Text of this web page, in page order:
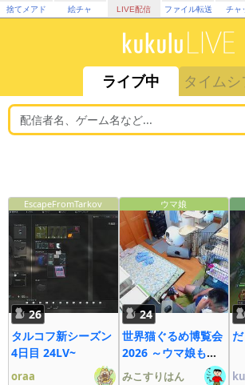
捨てメアド 絵チャ LIVE配信 ファイル転送 チャ
ライブ中 タイムシ
EscapeFromTarkov
26
タルコフ新シーズン
4日目 24LV~
oraa
ウマ娘
24
世界猫ぐるめ博覧会
2026 ～ウマ娘も大
疾走にゃ～
みこすりはん